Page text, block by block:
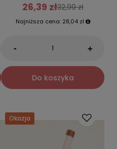
26,39 zł32,99 zł
Najniższa cena: 28,04 zł
- +
Do koszyka
Okazja